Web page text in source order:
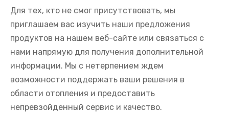
Для тех, кто не смог присутствовать, мы
приглашаем вас изучить наши предложения
продуктов на нашем веб-сайте или связаться с
нами напрямую для получения дополнительной
информации. Мы с нетерпением ждем
возможности поддержать ваши решения в
области отопления и предоставить
непревзойденный сервис и качество.